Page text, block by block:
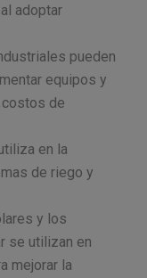
adoptar
pueden
equipos y
costos de
en la
de riego y
y los
se utilizan en
mejorar la